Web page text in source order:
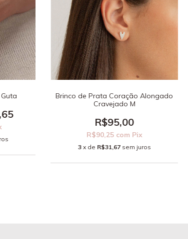
Brinco de Prata Coração Alongado
Cravejado M
R$95,00
R$90,25 com Pix
3 x de R$31,67 sem juros